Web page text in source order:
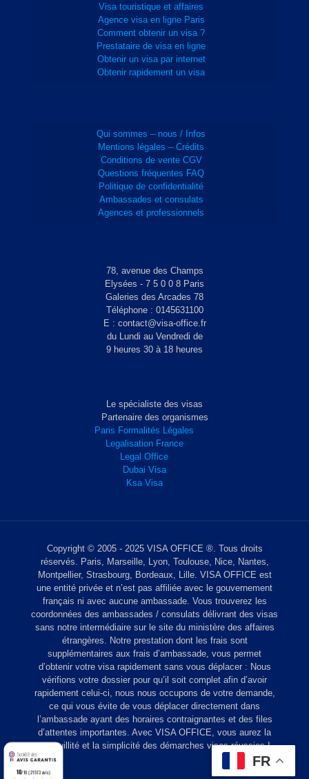
Frais consulaires
Frais de service
Traitement normal
Sans assurance
TOTAL
Visa touristique et affaires
Agence visa en ligne Paris
Comment obtenir un visa ?
Prestataire de visa en ligne
Obtenir un visa par internet
Obtenir rapidement un visa
Qui sommes – nous / Infos
Mentions légales – Crédits
Conditions de vente CGV
Questions fréquentes FAQ
Politique de confidentialité
Ambassades et consulats
Agences et professionnels
78, avenue des Champs
Elysées - 7 5 0 0 8 Paris
Galeries des Arcades 78
Téléphone : 0145631100
E : contact@visa-office.fr
du Lundi au Vendredi de
9 heures 30 à 18 heures
Le spécialiste des visas
Partenaire des organismes
Paris Formalités Légales
Legalisation France
Legal Office
Dubai Visa
Ksa Visa
Copyright © 2005 - 2025 VISA OFFICE ®. Tous droits
réservés. Paris, Marseille, Lyon, Toulouse, Nice, Nantes,
Montpellier, Strasbourg, Bordeaux, Lille. VISA OFFICE est
une entité privée et n’est pas affiliée avec le gouvernement
français ni avec aucune ambassade. Vous trouverez les
coordonnées des ambassades / consulats délivrant des visas
sans notre intermédiaire sur le site du ministère des affaires
étrangères. Notre prestation dont les frais sont
supplémentaires aux frais d’ambassade, vous permet
d’obtenir votre visa rapidement sans vous déplacer : Nous
vérifions votre dossier pour qu’il soit complet afin d’avoir
rapidement celui-ci, nous nous occupons de votre demande,
ce qui vous évite de vous déplacer directement dans
l’ambassade ayant des horaires contraignantes et des files
d’attentes importantes. Avec VISA OFFICE, vous aurez la
tranquillité et la simplicité des démarches visas réussies !
FR
10/10 (21513 avis)